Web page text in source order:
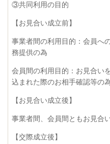
③共同利用の目的
【お見合い成立前】
事業者間の利用目的：会員へ
務提供の為
会員間の利用目的：お見合い
込まれた際のお相手確認等の
【お見合い成立後】
事業者間、会員間ともお見合
【交際成立後】